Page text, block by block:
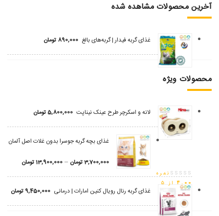
آخرین محصولات مشاهده شده
غذای گربه فیدار | گربه‌های بالغ 890,000 تومان
محصولات ویژه
لانه و اسکرچر طرح عینک نیناپت 5,800,000تومان
غذای بچه گربه جوسرا بدون غلات اصل آلمان
نمره
4.00 از 5
3,700,000تومان –
13,900,000تومان
غذای گربه رنال رویال کنین امارات | درمانی 9,450,000 تومان